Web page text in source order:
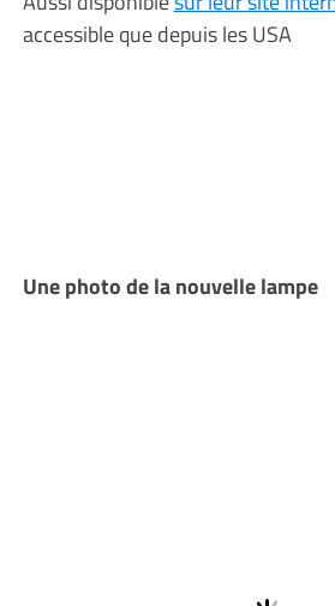
accessible que depuis les USA
Une photo de la nouvelle lampe